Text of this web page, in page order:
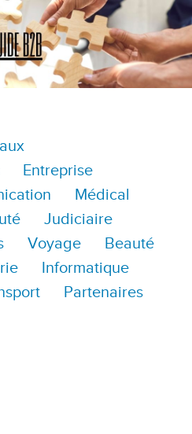
Entreprise
Médical
Judiciaire
Voyage
Beauté
Informatique
Partenaires